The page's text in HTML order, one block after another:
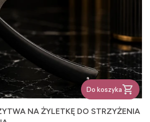
Do koszyka
NA ŻYLETKĘ DO STRZYŻENIA